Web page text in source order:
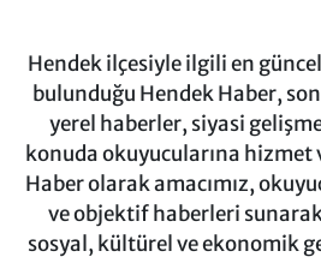
Hendek ilçesiyle ilgili en
bulunduğu Hendek Haber,
yerel haberler, siyasi
konuda okuyucularına
Haber olarak amacımız,
ve objektif haberleri
sosyal, kültürel ve ekonomik